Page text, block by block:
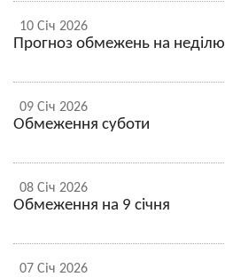
10 Січ 2026
Прогноз обмежень на неділю
09 Січ 2026
Обмеження суботи
08 Січ 2026
Обмеження на 9 січня
07 Січ 2026